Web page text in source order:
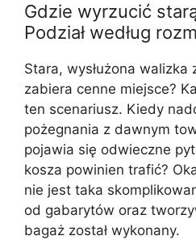
Gdzie wyrzucić
Podział według
Stara, wysłużona
zabiera cenne miejsce?
ten scenariusz. Kiedy
pożegnania z dawnym
pojawia się odwieczne
kosza powinien trafić?
nie jest taka
od gabarytów oraz
bagaż został wykonany.